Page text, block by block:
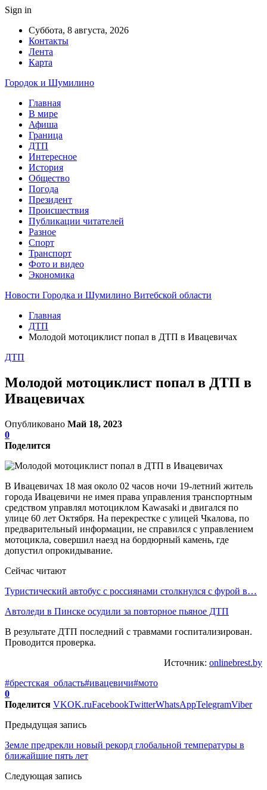
Sign in
Суббота, 8 августа, 2026
Контакты
Лента
Карта
Городок и Шумилино
Главная
В мире
Афиша
Граница
ДТП
Интересное
История
Общество
Погода
Президент
Происшествия
Публикации читателей
Разное
Спорт
Транспорт
Фото и видео
Экономика
Новости Городка и Шумилино Витебской области
Главная
ДТП
Молодой мотоциклист попал в ДТП в Ивацевичах
ДТП
Молодой мотоциклист попал в ДТП в
Ивацевичах
Опубликовано Май 18, 2023
0
Поделится
В Ивацевичах 18 мая около 02 часов ночи 19-летний житель
города Ивацевичи не имея права управления транспортным
средством управлял мотоциклом Kawasaki и двигался по
улице 60 лет Октября. На перекрестке с улицей Чкалова, по
предварительный информации, не справился с управлением
мотоцикла, совершил наезд на бордюрный камень, где
допустил опрокидывание.
Сейчас читают
Туристический автобус с россиянами столкнулся с фурой в…
Автоледи в Пинске осудили за повторное пьяное ДТП
В результате ДТП последний с травмами госпитализирован.
Проводится проверка.
Источник: onlinebrest.by
#брестская_область#ивацевичи#мото
0
Поделится VKOK.ruFacebookTwitterWhatsAppTelegramViber
Предыдущая запись
Земле предрекли новый рекорд глобальной температуры в
ближайшие пять лет
Следующая запись